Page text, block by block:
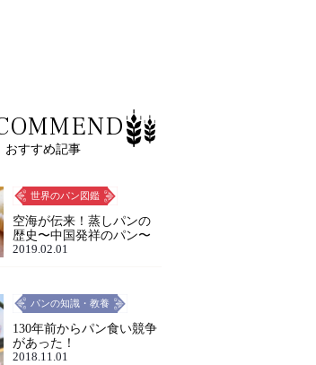
おすすめ記事
世界のパン図鑑
空海が伝来！蒸しパンの
歴史〜中国発祥のパン〜
2019.02.01
パンの知識・教養
130年前からパン食い競争
があった！
2018.11.01